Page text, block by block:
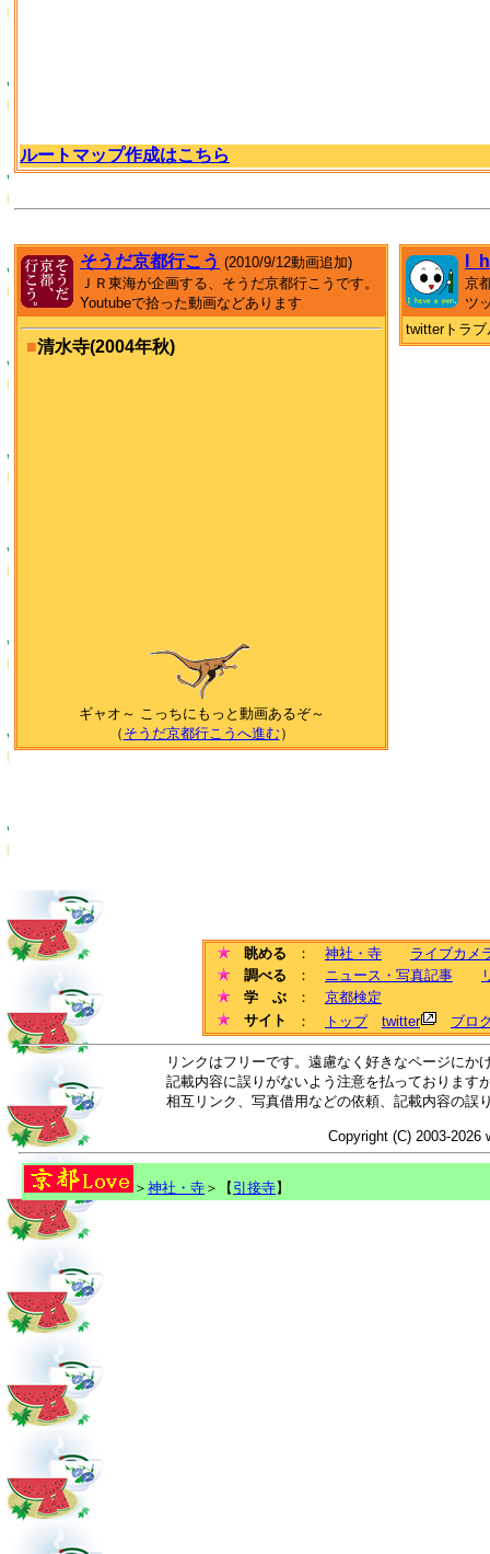
ルートマップ作成はこちら
そうだ京都行こう (2010/9/12動画追加)
ＪＲ東海が企画する、そうだ京都行こうです。
Youtubeで拾った動画などあります
■清水寺(2004年秋)
ギャオ～ こっちにもっと動画あるぞ～
（ そうだ京都行こうへ進む）
京
ツ
twitterトラ
眺める ： 神社・寺
ライブカメ
調べる
： ニュース・写真記事
学 ぶ
： 京都検定
サイト
： トップ twitter ブロ
リンクはフリーです。遠慮なく好きなページに
記載内容に誤りがないよう注意を払っております
相互リンク、写真借用などの依頼、記載内容の誤
Copyright (C) 2003-2026
＞ 神社・寺 ＞【 引接寺】